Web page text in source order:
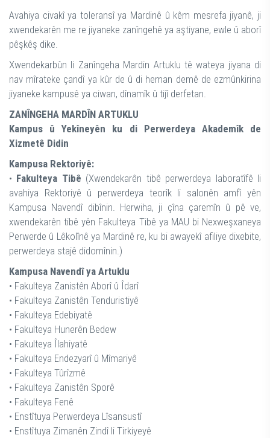
Avahiya civakî ya toleransî ya Mardinê û kêm mesrefa jiyanê, ji
xwendekarên me re jiyaneke zanîngehê ya aştiyane, ewle û aborî
pêşkêş dike.
Xwendekarbûn li Zanîngeha Mardin Artuklu tê wateya jiyana di
nav mîrateke çandî ya kûr de û di heman demê de ezmûnkirina
jiyaneke kampusê ya ciwan, dînamîk û tijî derfetan.
ZANÎNGEHA MARDÎN ARTUKLU
Kampus û Yekîneyên ku di Perwerdeya Akademîk de
Xizmetê Didin
Kampusa Rektoriyê:
• Fakulteya Tibê (Xwendekarên tibê perwerdeya laboratîfê li
avahiya Rektoriyê û perwerdeya teorîk li salonên amfî yên
Kampusa Navendî dibînin. Herwiha, ji çîna çaremîn û pê ve,
xwendekarên tibê yên Fakulteya Tibê ya MAU bi Nexweşxaneya
Perwerde û Lêkolînê ya Mardinê re, ku bi awayekî afiliye dixebite,
perwerdeya stajê didomînin.)
Kampusa Navendî ya Artuklu
• Fakulteya Zanistên Aborî û Îdarî
• Fakulteya Zanistên Tenduristiyê
• Fakulteya Edebiyatê
• Fakulteya Hunerên Bedew
• Fakulteya Îlahiyatê
• Fakulteya Endezyarî û Mîmariyê
• Fakulteya Tûrîzmê
• Fakulteya Zanistên Sporê
• Fakulteya Fenê
• Enstîtuya Perwerdeya Lîsansustî
• Enstîtuya Zimanên Zindî li Tirkiyeyê